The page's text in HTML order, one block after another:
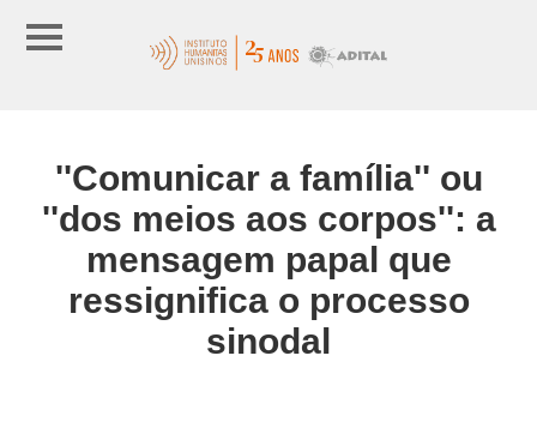
''Comunicar a família'' ou
''dos meios aos corpos'': a
mensagem papal que
ressignifica o processo
sinodal